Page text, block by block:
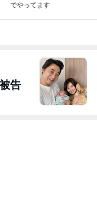
でやってます
告